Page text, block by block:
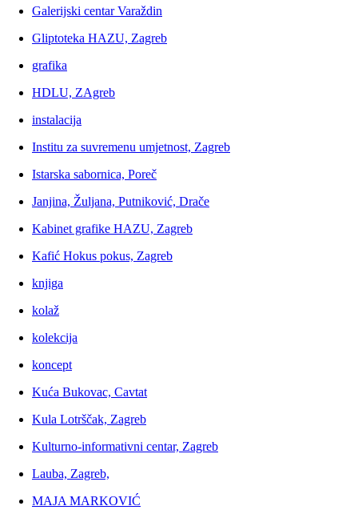
Galerijski centar Varaždin
Gliptoteka HAZU, Zagreb
grafika
HDLU, ZAgreb
instalacija
Institu za suvremenu umjetnost, Zagreb
Istarska sabornica, Poreč
Janjina, Žuljana, Putniković, Drače
Kabinet grafike HAZU, Zagreb
Kafić Hokus pokus, Zagreb
knjiga
kolaž
kolekcija
koncept
Kuća Bukovac, Cavtat
Kula Lotrščak, Zagreb
Kulturno-informativni centar, Zagreb
Lauba, Zagreb,
MAJA MARKOVIĆ